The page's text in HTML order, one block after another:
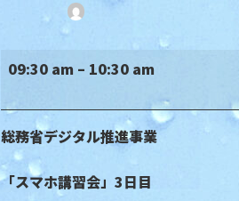
最
:
市
業
09:30 am – 10:30 am
総務省デジタル推進事業
「スマホ講習会」3日目